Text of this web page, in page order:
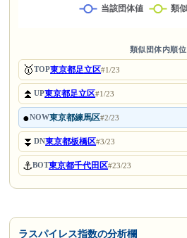
類似団体内順位
🥇TOP東京都足立区#1/23
⏫UP東京都足立区#1/23
●NOW東京都練馬区#2/23
⏬DN東京都板橋区#3/23
⚓BOT東京都千代田区#23/23
ラスパイレス指数の分析欄